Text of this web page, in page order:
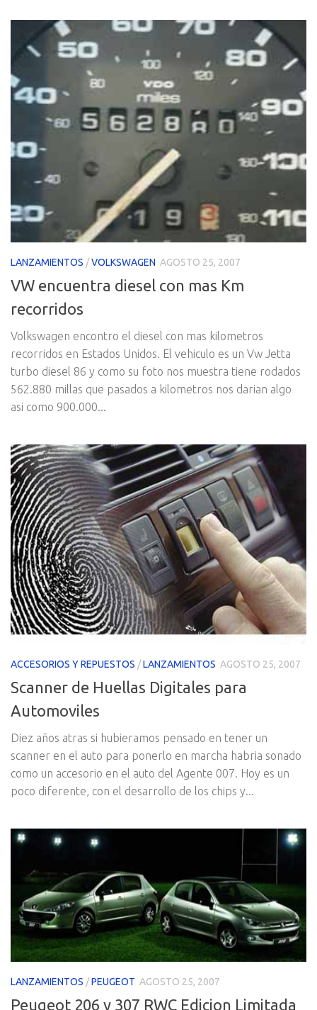
LANZAMIENTOS /VOLKSWAGEN AGOSTO 25, 2007
VW encuentra diesel con mas Km
recorridos
Volkswagen encontro el diesel con mas kilometros
recorridos en Estados Unidos. El vehiculo es un Vw Jetta
turbo diesel 86 y como su foto nos muestra tiene rodados
562.880 millas que pasados a kilometros nos darian algo
asi como 900.000...
ACCESORIOS Y REPUESTOS /LANZAMIENTOS AGOSTO 25, 2007
Scanner de Huellas Digitales para
Automoviles
Diez años atras si hubieramos pensado en tener un
scanner en el auto para ponerlo en marcha habria sonado
como un accesorio en el auto del Agente 007. Hoy es un
poco diferente, con el desarrollo de los chips y...
LANZAMIENTOS /PEUGEOT AGOSTO 25, 2007
Peugeot 206 y 307 RWC Edicion Limitada